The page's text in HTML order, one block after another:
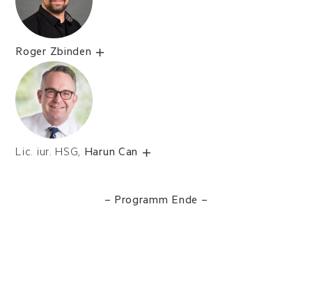
Roger Zbinden
Lic. iur. HSG, Harun Can
– Programm Ende –